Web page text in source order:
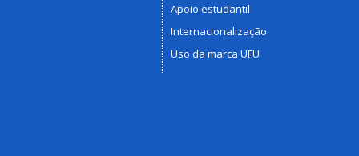
Apoio estudantil
Internacionalização
Uso da marca UFU